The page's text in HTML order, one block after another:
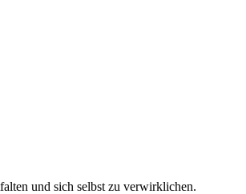
und sich selbst zu verwirklichen.